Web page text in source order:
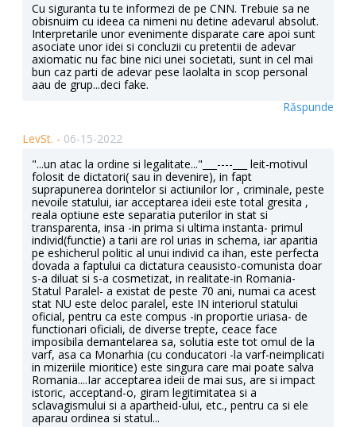
Cu siguranta tu te informezi de pe CNN. Trebuie sa ne
obisnuim cu ideea ca nimeni nu detine adevarul absolut.
Interpretarile unor evenimente disparate care apoi sunt
asociate unor idei si concluzii cu pretentii de adevar
axiomatic nu fac bine nici unei societati, sunt in cel mai
bun caz parti de adevar pese laolalta in scop personal
aau de grup...deci fake.
Răspunde
LevSt. - 06-15-2022
"...un atac la ordine si legalitate..."___----___ leit-motivul
folosit de dictatori( sau in devenire), in fapt
suprapunerea dorintelor si actiunilor lor , criminale, peste
nevoile statului, iar acceptarea ideii este total gresita ,
reala optiune este separatia puterilor in stat si
transparenta, insa -in prima si ultima instanta- primul
individ(functie) a tarii are rol urias in schema, iar aparitia
pe eshicherul politic al unui individ ca ihan, este perfecta
dovada a faptului ca dictatura ceausisto-comunista doar
s-a diluat si s-a cosmetizat, in realitate-in Romania-
Statul Paralel- a existat de peste 70 ani, numai ca acest
stat NU este deloc paralel, este IN interiorul statului
oficial, pentru ca este compus -in proportie uriasa- de
functionari oficiali, de diverse trepte, ceace face
imposibila demantelarea sa, solutia este tot omul de la
varf, asa ca Monarhia (cu conducatori -la varf-neimplicati
in mizeriile mioritice) este singura care mai poate salva
Romania....Iar acceptarea ideii de mai sus, are si impact
istoric, acceptand-o, giram legitimitatea si a
sclavagismului si a apartheid-ului, etc., pentru ca si ele
aparau ordinea si statul...